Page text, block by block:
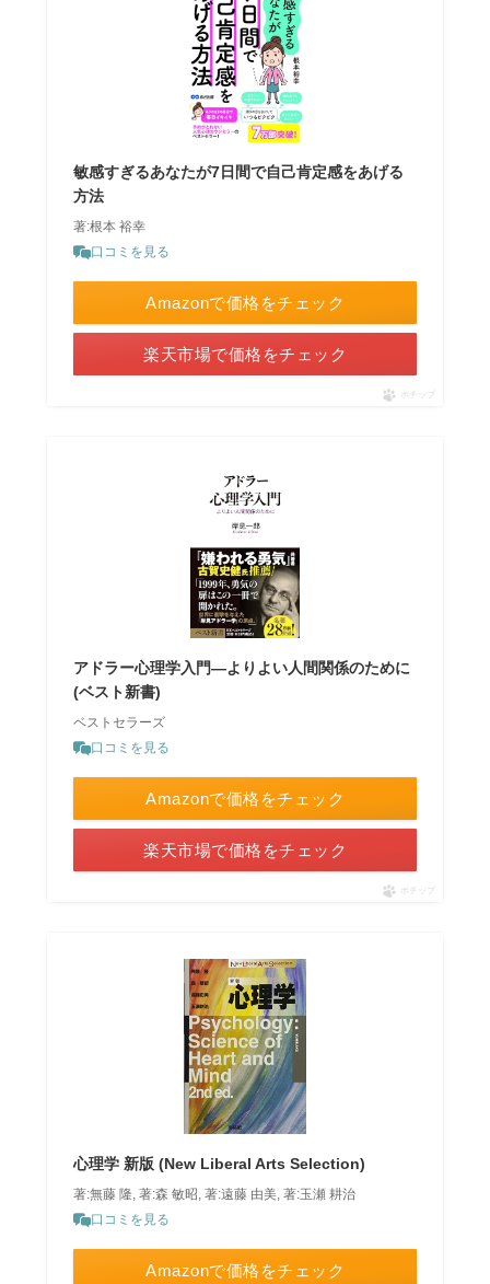
敏感すぎるあなたが7日間で自己肯定感をあげる
方法
著:根本 裕幸
口コミを見る
Amazonで価格をチェック
楽天市場で価格をチェック
ポチップ
アドラー心理学入門―よりよい人間関係のために
(ベスト新書)
ベストセラーズ
口コミを見る
Amazonで価格をチェック
楽天市場で価格をチェック
ポチップ
心理学 新版 (New Liberal Arts Selection)
著:無藤 隆, 著:森 敏昭, 著:遠藤 由美, 著:玉瀬 耕治
口コミを見る
Amazonで価格をチェック